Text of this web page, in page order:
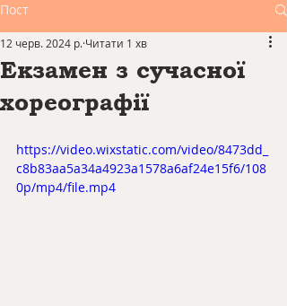
Пост
Екзамен з сучасної
хореографії
12 черв. 2024 р. Читати 1 хв
https://video.wixstatic.com/video/8473dd_
c8b83aa5a34a4923a1578a6af24e15f6/108
0p/mp4/file.mp4